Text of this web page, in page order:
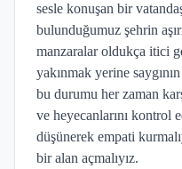
sesle konuşan bir
bulunduğumuz şehrin
manzaralar oldukça itici
yakınmak yerine
bu durumu her zaman
ve heyecanlarını kontrol
düşünerek empati
bir alan açmalıyız.